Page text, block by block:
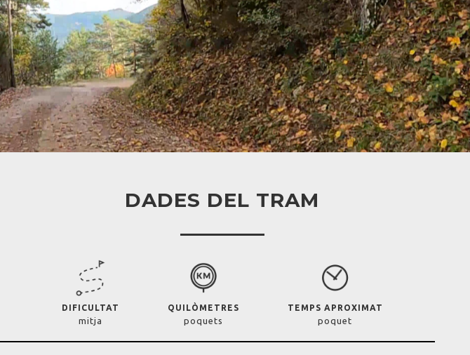
DADES DEL TRAM
DIFICULTAT
mitja
QUILÒMETRES
poquets
TEMPS APROXIMAT
poquet